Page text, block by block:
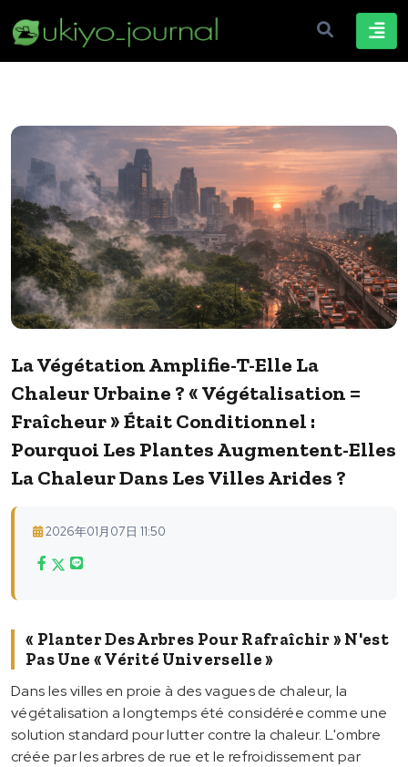
La Végétation Amplifie-T-Elle La
Chaleur Urbaine ? « Végétalisation =
Fraîcheur » Était Conditionnel :
Pourquoi Les Plantes Augmentent-Elles
La Chaleur Dans Les Villes Arides ?
2026年01月07日 11:50
« Planter Des Arbres Pour Rafraîchir » N'est
Pas Une « Vérité Universelle »
Dans les villes en proie à des vagues de chaleur, la
végétalisation a longtemps été considérée comme une
solution standard pour lutter contre la chaleur. L'ombre
créée par les arbres de rue et le refroidissement par